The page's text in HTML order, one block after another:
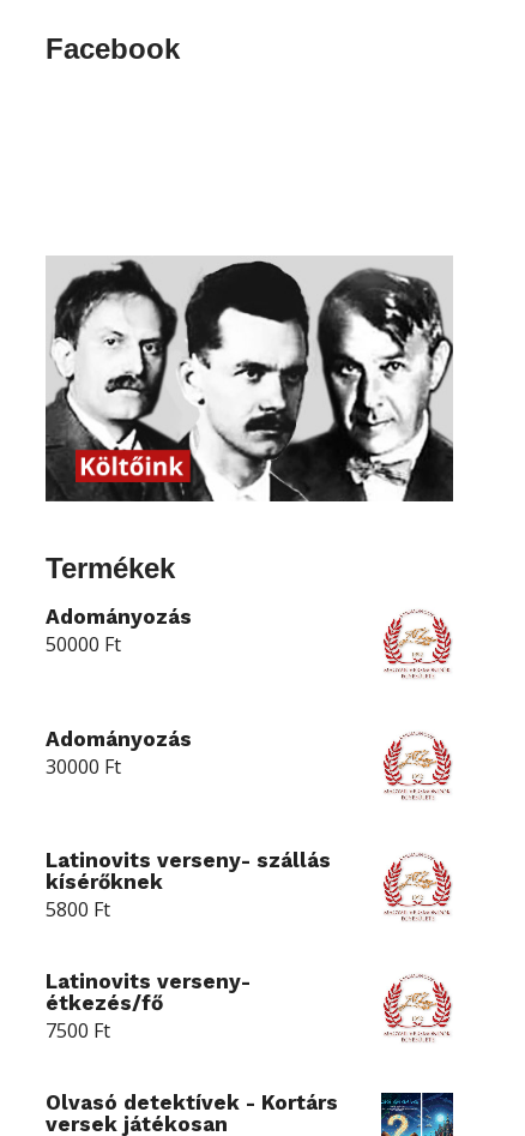
Facebook
Termékek
Adományozás
50000 Ft
Adományozás
30000 Ft
Latinovits verseny- szállás
kísérőknek
5800 Ft
Latinovits verseny-
étkezés/fő
7500 Ft
Olvasó detektívek - Kortárs
versek játékosan